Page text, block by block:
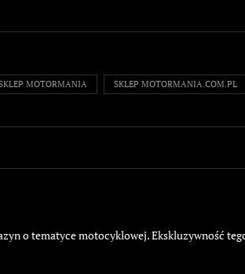
MOTORMANIA SKLEP MOTORMANIA.COM.PL
o tematyce motocyklowej. Ekskluzywność